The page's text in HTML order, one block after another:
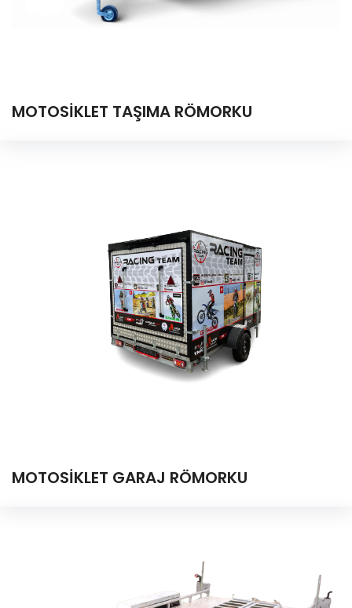
MOTOSİKLET TAŞIMA RÖMORKU
MOTOSİKLET GARAJ RÖMORKU